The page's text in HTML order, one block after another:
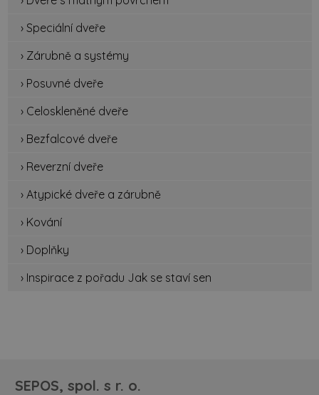
› Speciální dveře
› Zárubně a systémy
› Posuvné dveře
› Celoskleněné dveře
› Bezfalcové dveře
› Reverzní dveře
› Atypické dveře a zárubně
› Kování
› Doplňky
› Inspirace z pořadu Jak se staví sen
SEPOS, spol. s r. o.